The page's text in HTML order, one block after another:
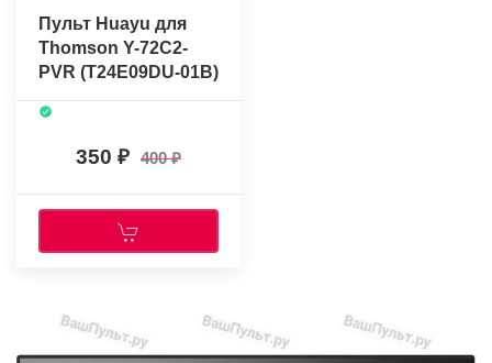
Пульт Huayu для
Thomson Y-72C2-
PVR (T24E09DU-01B)
350 400